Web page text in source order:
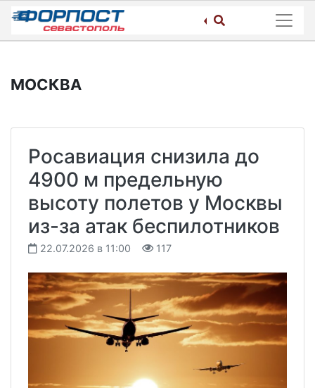
Skip
content
МОСКВА
Росавиация снизила до
4900 м предельную
высоту полетов у Москвы
из-за атак беспилотников
22.07.2026 в 11:00 117